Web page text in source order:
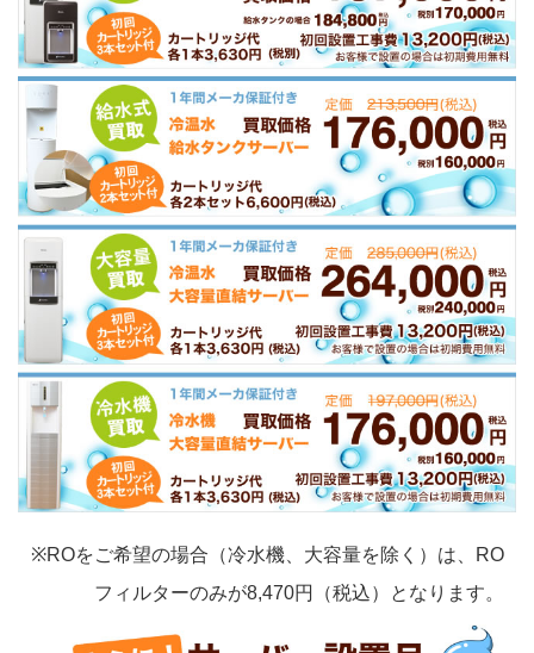
※ROをご希望の場合（冷水機、大容量を除く）は、RO
フィルターのみが8,470円（税込）となります。